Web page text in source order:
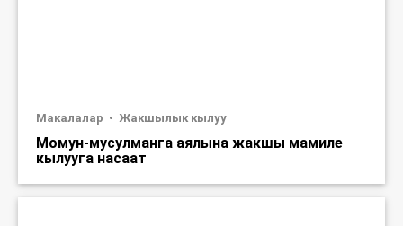
Макалалар Жакшылык кылуу
Момун-мусулманга аялына жакшы мамиле
кылууга насаат